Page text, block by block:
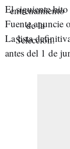
El siguiente hito
Fuente anuncie
La lista
antes del 1 de